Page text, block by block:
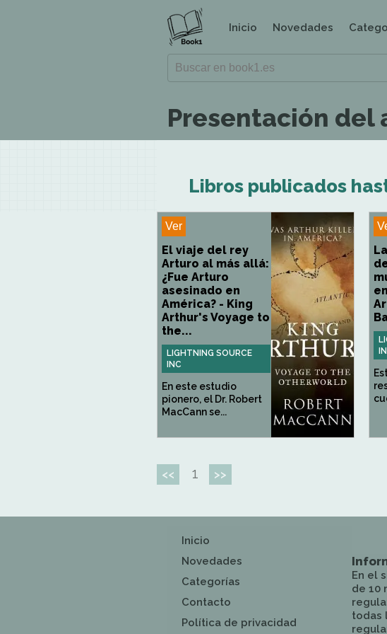
Inicio Novedades
Presentación del
Libros publicados
Ver
El viaje del rey
Arturo al más allá:
¿Fue Arturo
asesinado en
América? - King
Arthur's Voyage to
the...
LIGHTNING SOURCE
INC
En este estudio
pionero, el Dr. Robert
MacCann se...
<< 1 >>
Inicio
Novedades
Categorías
Contacto
Política de privacidad
En el
de 10
todas